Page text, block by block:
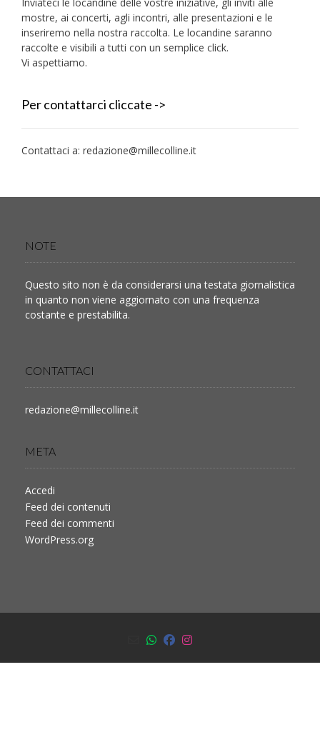
mostre, ai concerti, agli incontri, alle presentazioni e le
inseriremo nella nostra raccolta. Le locandine saranno
raccolte e visibili a tutti con un semplice click.
Vi aspettiamo.
Per contattarci cliccate ->
Contattaci a: redazione@millecolline.it
NOTE
Questo sito non è da considerarsi una testata giornalistica
in quanto non viene aggiornato con una frequenza
costante e prestabilita.
CONTATTACI
redazione@millecolline.it
META
Accedi
Feed dei contenuti
Feed dei commenti
WordPress.org